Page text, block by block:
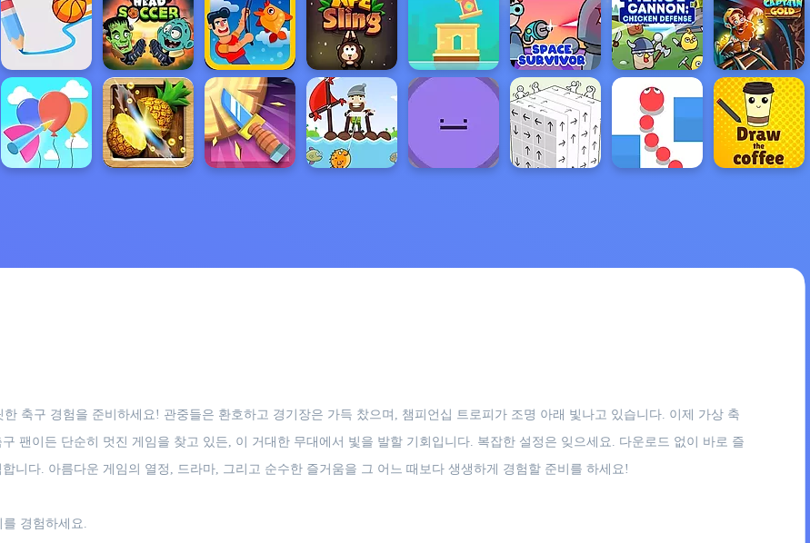
축구 경험을 준비하세요! 관중들은 환호하고 경기장은 가득 찼으며, 챔피언십 트로피가 조명 아래 빛나고 있습니다. 이제 가상 축
팬이든 단순히 멋진 게임을 찾고 있든, 이 거대한 무대에서 빛을 발할 기회입니다. 복잡한 설정은 잊으세요. 다운로드 없이 바로 즐
니다. 아름다운 게임의 열정, 드라마, 그리고 순수한 즐거움을 그 어느 때보다 생생하게 경험할 준비를 하세요!
경험하세요.